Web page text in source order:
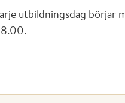
utbildningsdag börjar